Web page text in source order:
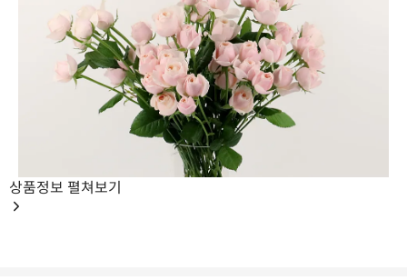
상품정보 펼쳐보기